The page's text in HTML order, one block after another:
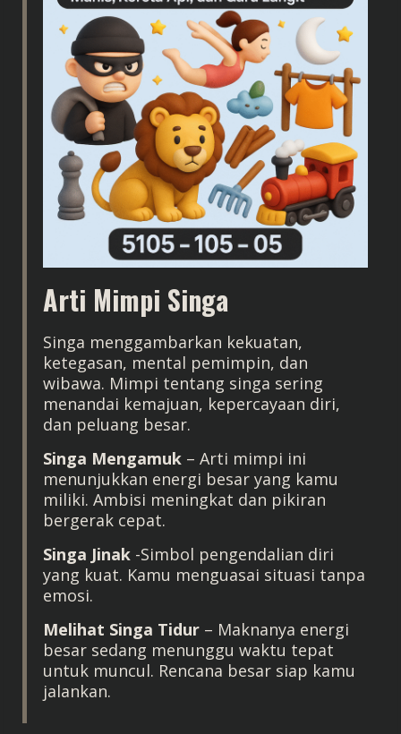
Arti Mimpi Singa
Singa menggambarkan kekuatan,
ketegasan, mental pemimpin, dan
wibawa. Mimpi tentang singa sering
menandai kemajuan, kepercayaan diri,
dan peluang besar.
Singa Mengamuk– Arti mimpi ini
menunjukkan energi besar yang kamu
miliki. Ambisi meningkat dan pikiran
bergerak cepat.
Singa Jinak-Simbol pengendalian diri
yang kuat. Kamu menguasai situasi tanpa
emosi.
Melihat Singa Tidur– Maknanya energi
besar sedang menunggu waktu tepat
untuk muncul. Rencana besar siap kamu
jalankan.